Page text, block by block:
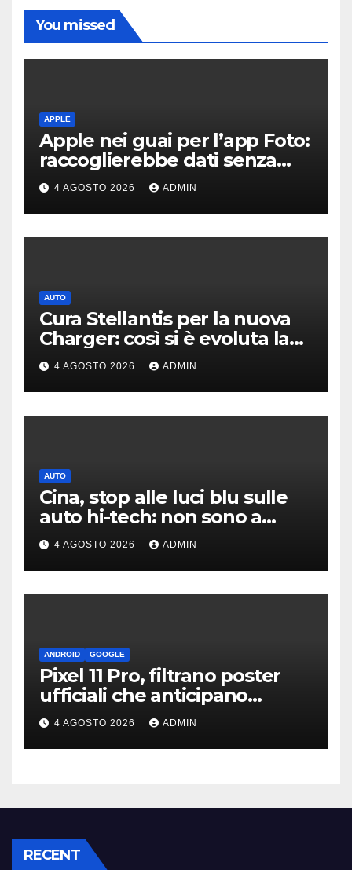
You missed
APPLE
Apple nei guai per l’app Foto:
raccoglierebbe dati senza
consenso
4 AGOSTO 2026 ADMIN
AUTO
Cura Stellantis per la nuova
Charger: così si è evoluta la
muscle car Dodge
4 AGOSTO 2026 ADMIN
AUTO
Cina, stop alle luci blu sulle
auto hi-tech: non sono a
norma
4 AGOSTO 2026 ADMIN
ANDROID GOOGLE
Pixel 11 Pro, filtrano poster
ufficiali che anticipano
design e funzioni AI
4 AGOSTO 2026 ADMIN
RECENT